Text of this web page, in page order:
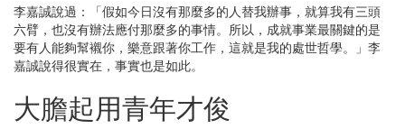
李嘉誠說過：「假如今日沒有那麼多的人替我辦事，就算我有三頭
六臂，也沒有辦法應付那麼多的事情。所以，成就事業最關鍵的是
要有人能夠幫襯你，樂意跟著你工作，這就是我的處世哲學。」李
嘉誠說得很實在，事實也是如此。
大膽起用青年才俊